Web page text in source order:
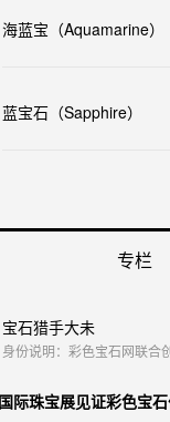
海蓝宝（Aquamarine）
蓝宝石（Sapphire）
专栏
宝石猎手大未
身份说明：彩色宝石网联合
际珠宝展见证彩色宝